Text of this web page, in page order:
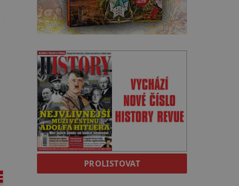
PROLISTOVAT